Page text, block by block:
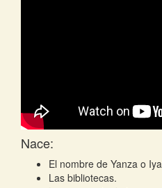
Nace:
El nombre de Yanza o
Las bibliotecas.